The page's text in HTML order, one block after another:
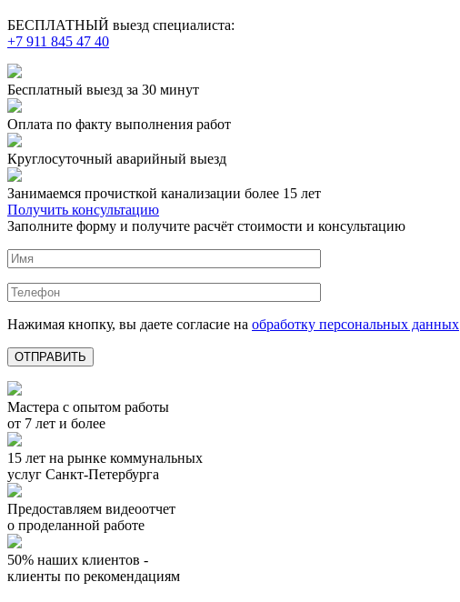
БЕСПЛАТНЫЙ выезд специалиста:
+7 911 845 47 40
Бесплатный выезд за 30 минут
Оплата по факту выполнения работ
Круглосуточный аварийный выезд
Занимаемся прочисткой канализации более 15 лет
Получить консультацию
Заполните форму и получите расчёт стоимости и консультацию
Нажимая кнопку, вы даете согласие на обработку персональных данных
Мастера с опытом работы
от 7 лет и более
15 лет на рынке коммунальных
услуг Санкт-Петербурга
Предоставляем видеоотчет
о проделанной работе
50% наших клиентов -
клиенты по рекомендациям